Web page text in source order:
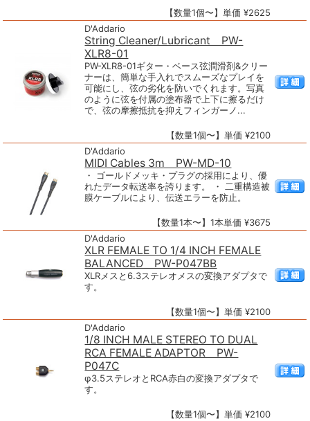
【数量1個〜】単価 ¥2625
D'Addario
String Cleaner/Lubricant PW-
XLR8-01
PW-XLR8-01ギター・ベース弦潤滑剤&クリー
ナーは、簡単な手入れでスムーズなプレイを
可能にし、弦の劣化を防いでくれます。写真
のように弦を付属の塗布器で上下に擦るだけ
で、弦の摩擦抵抗を抑えフィンガーノ...
【数量1個〜】単価 ¥2100
D'Addario
MIDI Cables 3m PW-MD-10
・ ゴールドメッキ・プラグの採用により、優
れたデータ転送率を誇ります。 ・ 二重構造被
膜ケーブルにより、伝送エラーを防止。
【数量1本〜】1本単価 ¥3675
D'Addario
XLR FEMALE TO 1/4 INCH FEMALE
BALANCED PW-P047BB
XLRメスと6.3ステレオメスの変換アダプタで
す。
【数量1個〜】単価 ¥2100
D'Addario
1/8 INCH MALE STEREO TO DUAL
RCA FEMALE ADAPTOR PW-
P047C
φ3.5ステレオとRCA赤白の変換アダプタで
す。
【数量1個〜】単価 ¥2100